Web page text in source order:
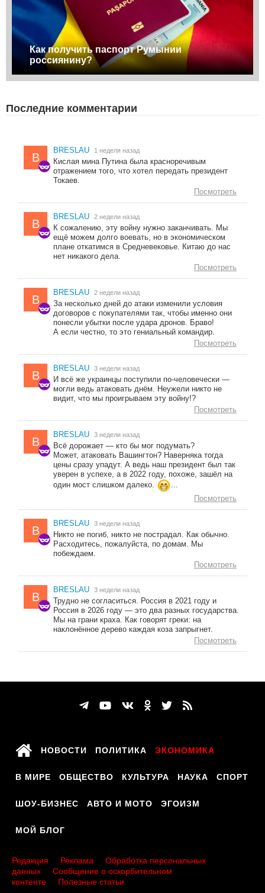
Как получить паспорт Румынии
россиянину?
Последние комментарии
B
BRESLAU 1 неделя назад
Кислая мина Путина была красноречивым
отражением того, что хотел передать президент
Токаев.
Посмотреть
B
BRESLAU 2 недели назад
К сожалению, эту войну нужно заканчивать. Мы
ещё можем долго воевать, но в экономическом
плане откатимся в Средневековье. Китаю до нас
нет никакого дела.
Посмотреть
B
BRESLAU 2 недели назад
За несколько дней до атаки изменили условия
договоров с покупателями так, чтобы именно они
понесли убытки после удара дронов. Браво!
А если честно, то это гениальный командир.
Посмотреть
B
BRESLAU 3 недели назад
И всё же украинцы поступили по-человечески —
могли ведь атаковать днём. Неужели никто не
видит, что мы проигрываем эту войну!?
Посмотреть
B
BRESLAU 3 недели назад
Всё дорожает — кто бы мог подумать?
Может, атаковать Вашингтон? Наверняка тогда
цены сразу упадут. А ведь наш президент был так
уверен в успехе, а в 2022 году, похоже, зашёл на
один мост слишком далеко.
...
Посмотреть
B
BRESLAU 3 недели назад
Никто не погиб, никто не пострадал. Как обычно.
Расходитесь, пожалуйста, по домам. Мы
побеждаем.
Посмотреть
B
BRESLAU 3 недели назад
Трудно не согласиться. Россия в 2021 году и
Россия в 2026 году — это два разных государства.
Мы на грани краха. Как говорят греки: на
наклонённое дерево каждая коза запрыгнет.
Посмотреть
НОВОСТИ ПОЛИТИКА ЭКОНОМИКА
В МИРЕ ОБЩЕСТВО КУЛЬТУРА НАУКА СПОРТ
ШОУ-БИЗНЕС АВТО И МОТО ЭГОИЗМ
МОЙ БЛОГ
Редакция Реклама
Обработка персональных
данных
Сообщение о оскорбительном
контенте
Полезные статьи